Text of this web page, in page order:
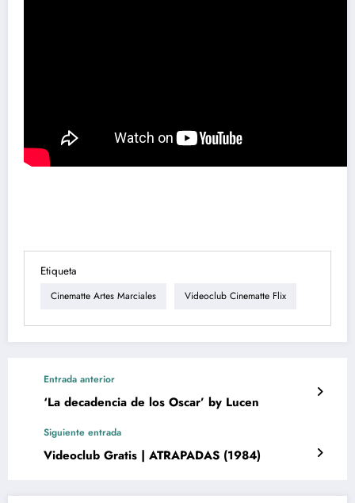
Etiqueta
Cinematte Artes Marciales Videoclub Cinematte Flix
Entrada anterior
‘La decadencia de los Oscar’ by Lucen
Siguiente entrada
Videoclub Gratis | ATRAPADAS (1984)